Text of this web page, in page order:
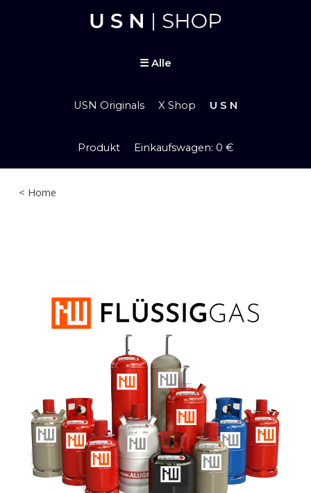
Skip to main content Skip to navigation
☰ Alle
USN Originals X Shop U S N
Produkt Einkaufswagen: 0 €
< Home